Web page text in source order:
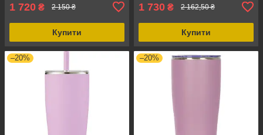
1 720 ₴ 2 150 ₴
Купити
1 730 ₴ 2 162,50 ₴
Купити
–20% –20%